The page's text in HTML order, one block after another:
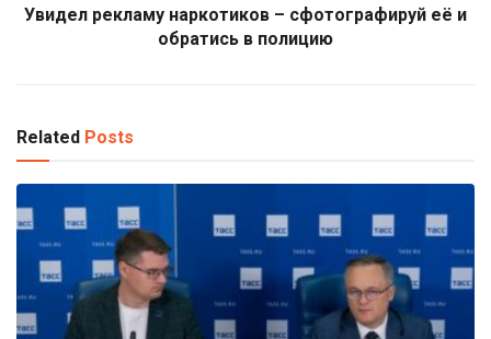
Увидел рекламу наркотиков – сфотографируй её и
обратись в полицию
Related Posts